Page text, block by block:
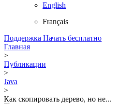
English
Français
Поддержка Начать бесплатно
Главная
>
Публикации
>
Java
>
Как скопировать дерево, но не...